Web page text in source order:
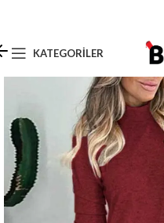
KATEGORILER